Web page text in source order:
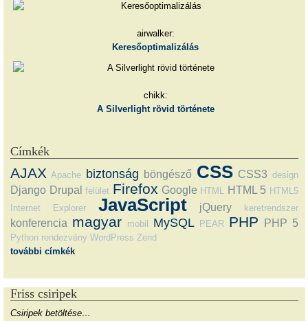
airwalker:
Keresőoptimalizálás
chikk:
A Silverlight rövid története
Címkék
AJAX Apache biztonság böngésző CSS CSS3 design
Django Drupal felület Firefox Google HTML HTML 5 HTML5
Internet Explorer
JavaScript jQuery keretrendszer
konferencia magyar mobil MySQL PEAR PHP PHP 5
Python rendezvény WordPress Zend
további címkék
Friss csiripek
Csiripek betöltése…